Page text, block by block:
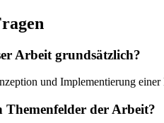
Arbeit grundsätzlich?
und Implementierung
Themenfelder der Arbeit?